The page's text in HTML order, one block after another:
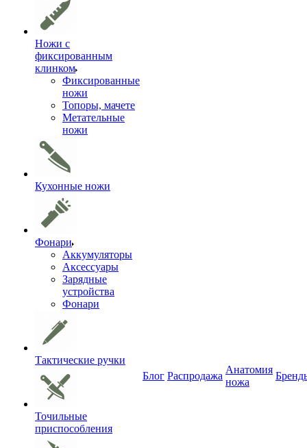
Ножи с
фиксированным
клинком
Фиксированные
ножи
Топоры, мачете
Метательные
ножи
Кухонные ножи
Фонари
Аккумуляторы
Аксессуары
Зарядные
устройства
Фонари
Тактические ручки
Точильные
приспособления
Блог Распродажа
Анатомия
ножа